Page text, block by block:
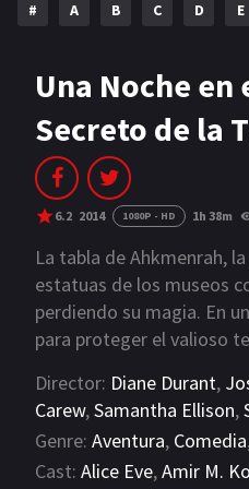
AÑOS
2023
2021
2019
2014
2002
2000
SERIES
PELICULAS
# A B C D E
Una Noche en
Secreto de la
6.2 2014 1080P - HD 1h 38m
La tabla de Ahkmenrah,
estatuas de los museos
perdiendo su magia. En
para proteger el valioso
última película-, el faraón
Jebediah Smith, Augustus
desde Nueva York hasta
contactar con alguien del
Director: Diane Durant,
Carew,Samantha Ellison,
Genre: Aventura, Comedia
Cast: Alice Eve,Amir M.